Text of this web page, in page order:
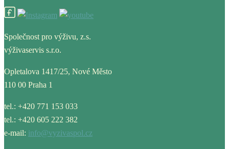
Společnost pro výživu, z.s.
výživaservis s.r.o.
Opletalova 1417/25, Nové Město
110 00 Praha 1
tel.: +420 771 153 033
tel.: +420 605 222 382
e-mail: info@vyzivaspol.cz